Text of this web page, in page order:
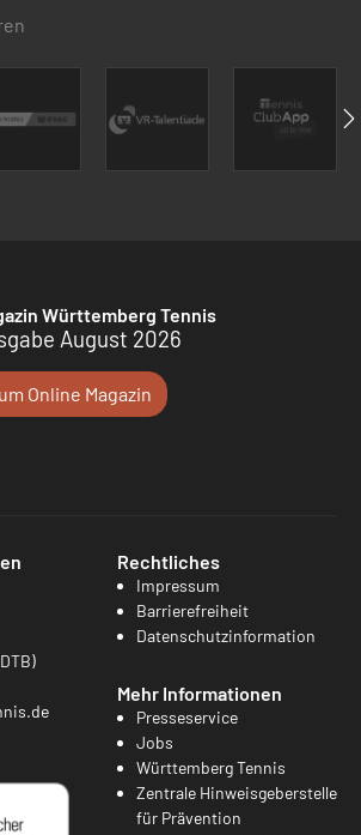
Württemberg Tennis
August 2026
Online Magazin
Rechtliches
Impressum
Barrierefreiheit
Datenschutzinformation
Mehr Informationen
Presseservice
Jobs
Württemberg Tennis
Zentrale Hinweisgeberstelle
für Prävention